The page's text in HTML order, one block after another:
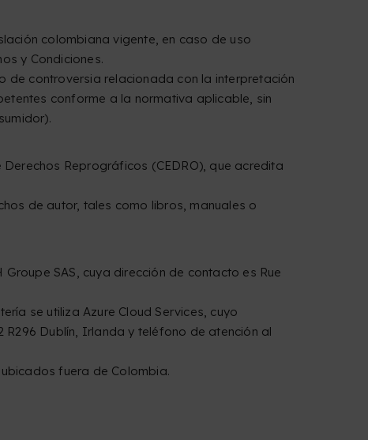
colombiana vigente, en caso de uso
y Condiciones.
de controversia relacionada con la interpretación
conforme a la normativa aplicable, sin
Reprográficos (CEDRO), que acredita
de autor, tales como libros, manuales o
SAS, cuya dirección de contacto es Rue
se utiliza Azure Cloud Services, cuyo
Dublín, Irlanda y teléfono de atención al
fuera de Colombia.